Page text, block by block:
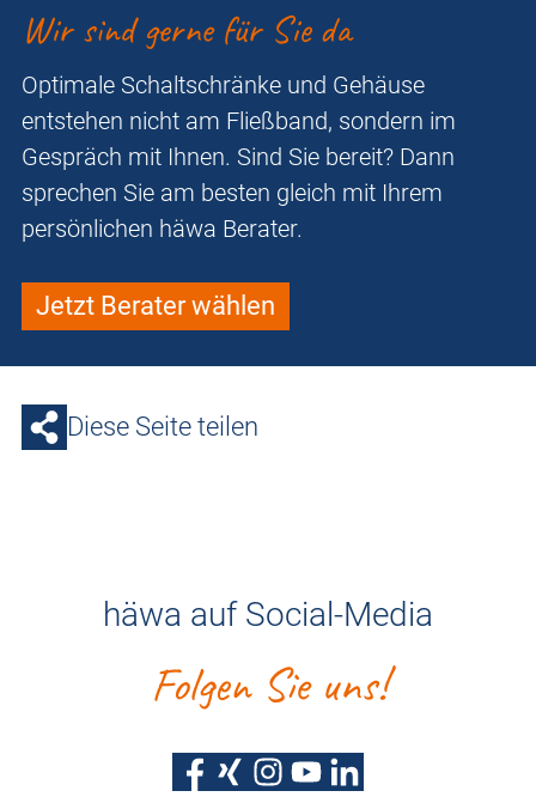
Wir sind gerne für Sie da
Optimale Schaltschränke und Gehäuse
entstehen nicht am Fließband, sondern im
Gespräch mit Ihnen. Sind Sie bereit? Dann
sprechen Sie am besten gleich mit Ihrem
persönlichen häwa Berater.
Jetzt Berater wählen
Diese Seite teilen
häwa auf Social-Media
Folgen Sie uns!